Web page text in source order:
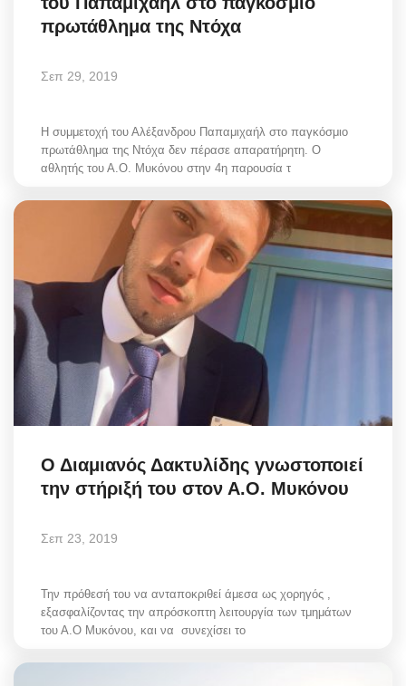
πρωτάθλημα της Ντόχα
Σεπ 29, 2019
Η συμμετοχή του Αλέξανδρου Παπαμιχαήλ στο παγκόσμιο
πρωτάθλημα της Ντόχα δεν πέρασε απαρατήρητη. Ο
αθλητής του Α.Ο. Μυκόνου στην 4η παρουσία τ
Ο Διαμιανός Δακτυλίδης γνωστοποιεί
την στήριξή του στον Α.Ο. Μυκόνου
Σεπ 23, 2019
Την πρόθεσή του να ανταποκριθεί άμεσα ως χορηγός ,
εξασφαλίζοντας την απρόσκοπτη λειτουργία των τμημάτων
του Α.Ο Μυκόνου, και να συνεχίσει το